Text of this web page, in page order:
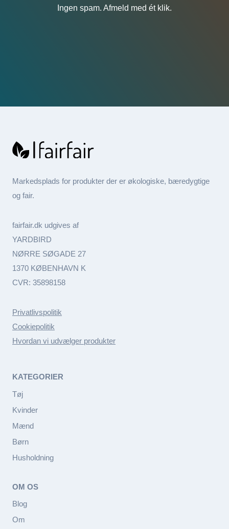
Ingen spam. Afmeld med ét klik.
Markedsplads for produkter der er økologiske, bæredygtige
og fair.
fairfair.dk udgives af
YARDBIRD
NØRRE SØGADE 27
1370 KØBENHAVN K
CVR: 35898158
Privatlivspolitik
Cookiepolitik
Hvordan vi udvælger produkter
KATEGORIER
Tøj
Kvinder
Mænd
Børn
Husholdning
OM OS
Blog
Om